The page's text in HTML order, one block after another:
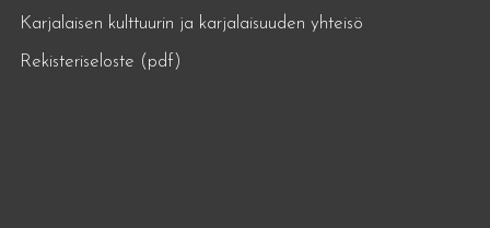
Karjalaisen kulttuurin ja karjalaisuuden yhteisö
Rekisteriseloste (pdf)